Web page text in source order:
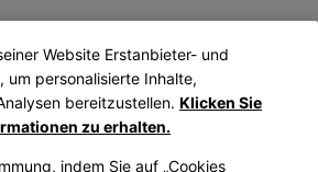
App
Bose Connect
App
Website Erstanbieter- und
um personalisierte Inhalte,
bereitzustellen. Klicken Sie
zu erhalten.
indem Sie auf „Cookies